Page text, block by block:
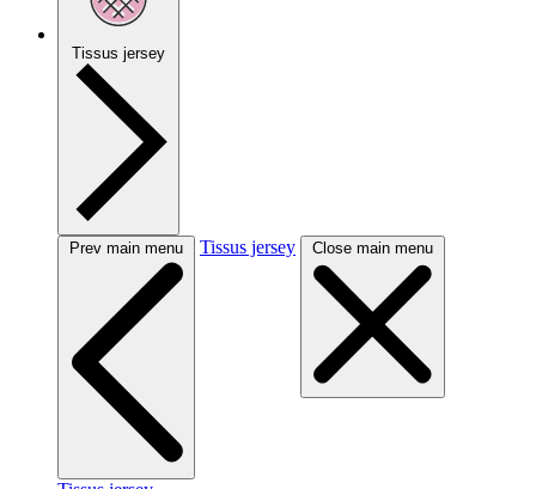
Tissus jersey
Prev main menu Tissus jersey Close main menu